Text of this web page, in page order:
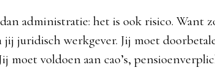
administratie: het is ook risico. Want
juridisch werkgever. Jij moet
moet voldoen aan cao’s,